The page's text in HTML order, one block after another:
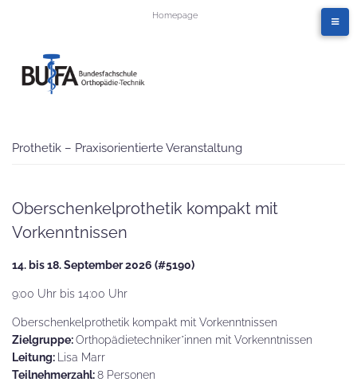
Homepage
Prothetik – Praxisorientierte Veranstaltung
Oberschenkelprothetik kompakt mit
Vorkenntnissen
14. bis 18. September 2026 (#5190)
9:00 Uhr bis 14:00 Uhr
Oberschenkelprothetik kompakt mit Vorkenntnissen
Zielgruppe:Orthopädietechniker*innen mit Vorkenntnissen
Leitung: Lisa Marr
Teilnehmerzahl:8 Personen